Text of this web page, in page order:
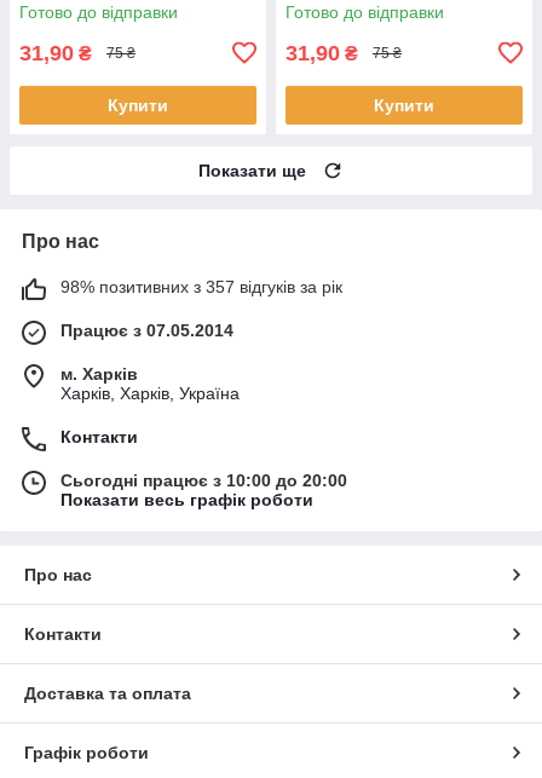
Готово до відправки
31,90 ₴ 75 ₴
Купити
Готово до відправки
31,90 ₴ 75 ₴
Купити
Показати ще
Про нас
98% позитивних з 357 відгуків за рік
Працює з 07.05.2014
м. Харків
Харків, Харків, Україна
Контакти
Сьогодні працює з 10:00 до 20:00
Показати весь графік роботи
Про нас
Контакти
Доставка та оплата
Графік роботи